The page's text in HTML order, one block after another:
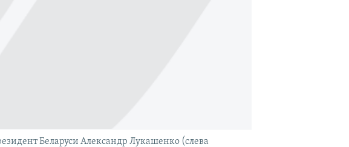
Беларуси Александр Лукашенко (слева